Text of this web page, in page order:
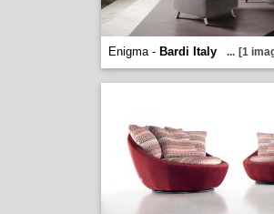
Enigma - Bardi Italy ... [1